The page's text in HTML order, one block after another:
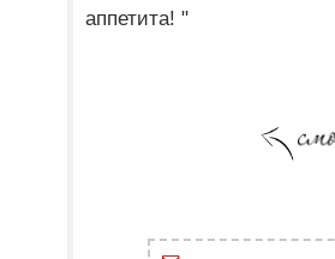
аппетита! "